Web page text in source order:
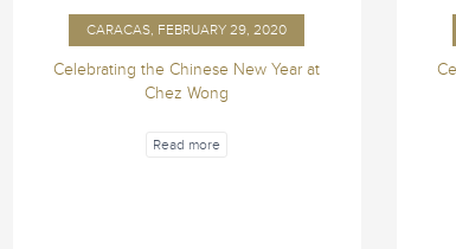
CARACAS, FEBRUARY 29, 2020
Celebrating the Chinese New Year at
Chez Wong
Read more